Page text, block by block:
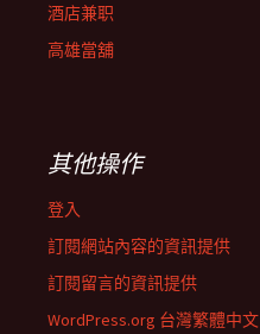
酒店兼职
高雄當舖
其他操作
登入
訂閱網站內容的資訊提供
訂閱留言的資訊提供
WordPress.org 台灣繁體中文